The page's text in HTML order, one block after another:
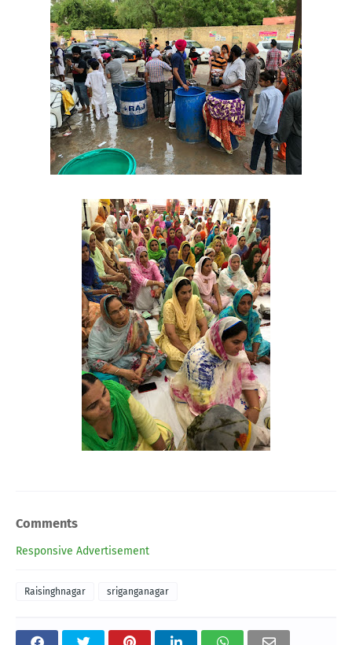
Comments
Responsive Advertisement
Raisinghnagar sriganganagar